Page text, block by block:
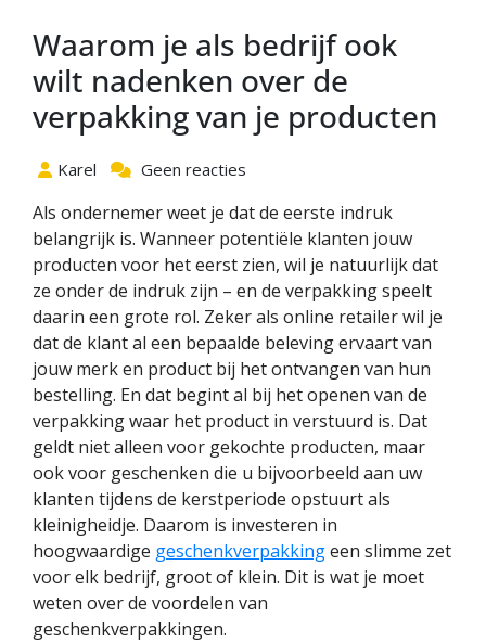
Waarom je als bedrijf ook
wilt nadenken over de
verpakking van je producten
Karel Geen reacties
Als ondernemer weet je dat de eerste indruk
belangrijk is. Wanneer potentiële klanten jouw
producten voor het eerst zien, wil je natuurlijk dat
ze onder de indruk zijn – en de verpakking speelt
daarin een grote rol. Zeker als online retailer wil je
dat de klant al een bepaalde beleving ervaart van
jouw merk en product bij het ontvangen van hun
bestelling. En dat begint al bij het openen van de
verpakking waar het product in verstuurd is. Dat
geldt niet alleen voor gekochte producten, maar
ook voor geschenken die u bijvoorbeeld aan uw
klanten tijdens de kerstperiode opstuurt als
kleinigheidje. Daarom is investeren in
hoogwaardige geschenkverpakkingeen slimme zet
voor elk bedrijf, groot of klein. Dit is wat je moet
weten over de voordelen van
geschenkverpakkingen.